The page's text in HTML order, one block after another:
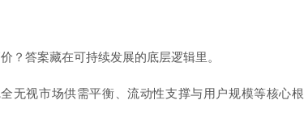
？答案藏在可持续发展的底层逻辑里。
无视市场供需平衡、流动性支撑与用户规模等核心根